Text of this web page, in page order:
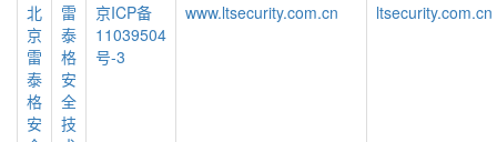
北
京
雷
泰
格
安
雷
泰
格
安
全
技
京ICP备
11039504
号-3
www.ltsecurity.com.cn ltsecurity.com.cn